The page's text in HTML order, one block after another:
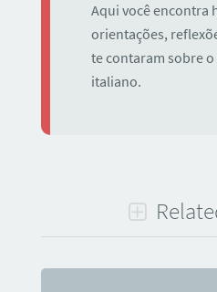
Aqui você encontra
orientações,
te contaram sobre
italiano.